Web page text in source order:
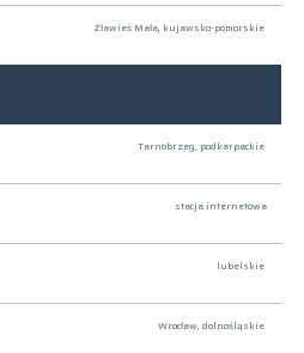
Zławieś Mała, kujawsko-pomorskie
Tarnobrzeg, podkarpackie
stacja internetowa
lubelskie
Wrocław, dolnośląskie